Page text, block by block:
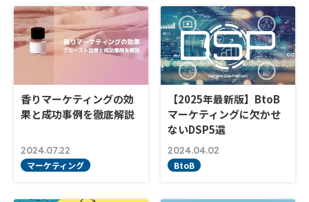
香りマーケティングの効
果と成功事例を徹底解説
2024.07.22
マーケティング
【2025年最新版】BtoB
マーケティングに欠かせ
ないDSP5選
2024.04.02
BtoB